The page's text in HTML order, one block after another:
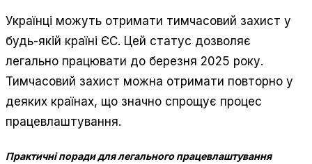
Українці можуть отримати тимчасовий захист у
будь-якій країні ЄС. Цей статус дозволяє
легально працювати до березня 2025 року.
Тимчасовий захист можна отримати повторно у
деяких країнах, що значно спрощує процес
працевлаштування.
Практичні поради для легального працевлаштування